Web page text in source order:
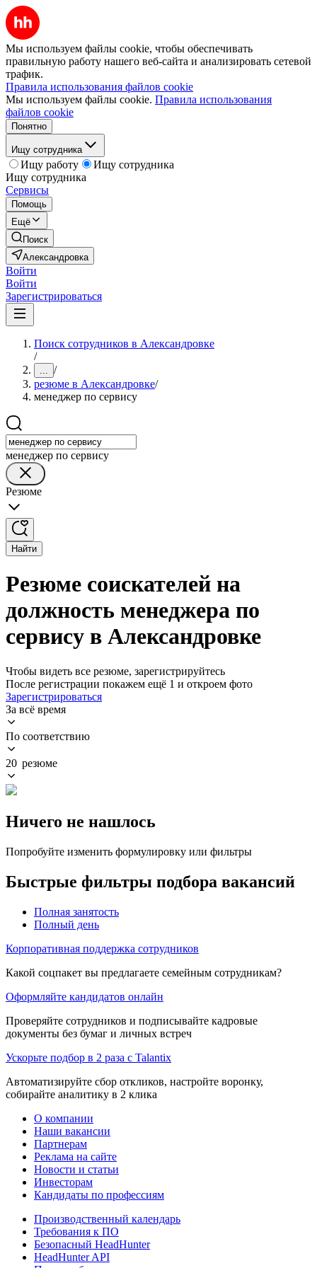
Мы используем файлы cookie, чтобы обеспечивать
правильную работу нашего веб-сайта и анализировать сетевой
трафик.
Правила использования файлов cookie
Мы используем файлы cookie. Правила использования
файлов cookie
Понятно
Ищу сотрудника
Ищу работу
Ищу сотрудника
Ищу сотрудника
Сервисы
Помощь
Ещё
Поиск
Александровка
Войти
Войти
Зарегистрироваться
Поиск сотрудников в Александровке
/
... /
резюме в Александровке/
менеджер по сервису
менеджер по сервису
Резюме
Найти
Резюме соискателей на
должность менеджера по
сервису в Александровке
Чтобы видеть все резюме, зарегистрируйтесь
После регистрации покажем ещё 1 и откроем фото
Зарегистрироваться
За всё время
По соответствию
20 резюме
Ничего не нашлось
Попробуйте изменить формулировку или фильтры
Быстрые фильтры подбора вакансий
Полная занятость
Полный день
Корпоративная поддержка сотрудников
Какой соцпакет вы предлагаете семейным сотрудникам?
Оформляйте кандидатов онлайн
Проверяйте сотрудников и подписывайте кадровые
документы без бумаг и личных встреч
Ускорьте подбор в 2 раза с Talantix
Автоматизируйте сбор откликов, настройте воронку,
собирайте аналитику в 2 клика
О компании
Наши вакансии
Партнерам
Реклама на сайте
Новости и статьи
Инвесторам
Кандидаты по профессиям
Производственный календарь
Требования к ПО
Безопасный HeadHunter
HeadHunter API